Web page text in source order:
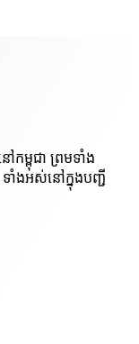
កម្ពុជា ព្រមទាំង
ាំងអស់នៅក្នុងបញ្ជី